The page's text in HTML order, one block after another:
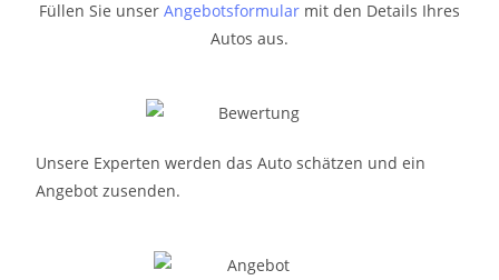
Füllen Sie unser Angebotsformular mit den Details Ihres
Autos aus.
Unsere Experten werden das Auto schätzen und ein
Angebot zusenden.